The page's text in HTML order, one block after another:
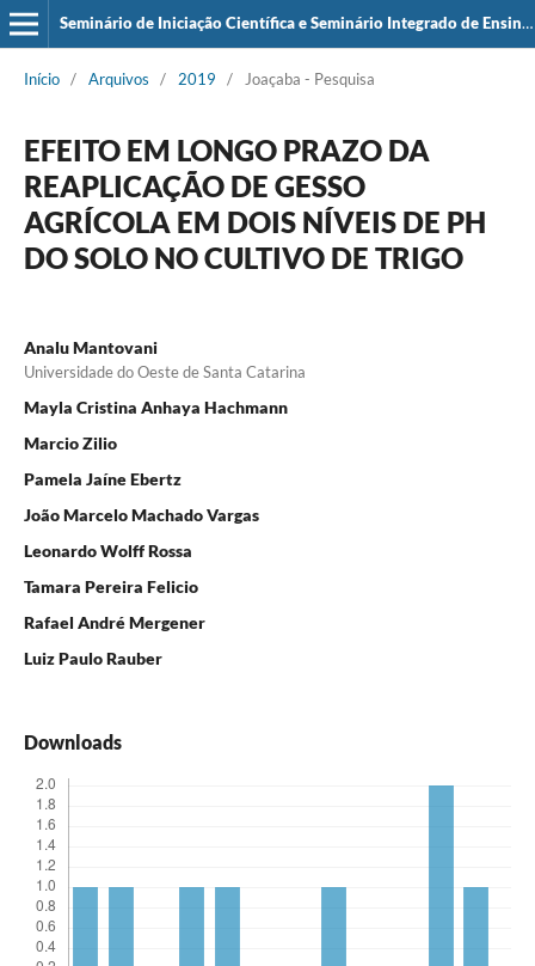
Seminário de Iniciação Científica e Seminário Integrado de Ensino, Pesquisa e Extensão (SIEPE)
Início / Arquivos / 2019 / Joaçaba - Pesquisa
EFEITO EM LONGO PRAZO DA
REAPLICAÇÃO DE GESSO
AGRÍCOLA EM DOIS NÍVEIS DE PH
DO SOLO NO CULTIVO DE TRIGO
Analu Mantovani
Universidade do Oeste de Santa Catarina
Mayla Cristina Anhaya Hachmann
Marcio Zilio
Pamela Jaíne Ebertz
João Marcelo Machado Vargas
Leonardo Wolff Rossa
Tamara Pereira Felicio
Rafael André Mergener
Luiz Paulo Rauber
Downloads